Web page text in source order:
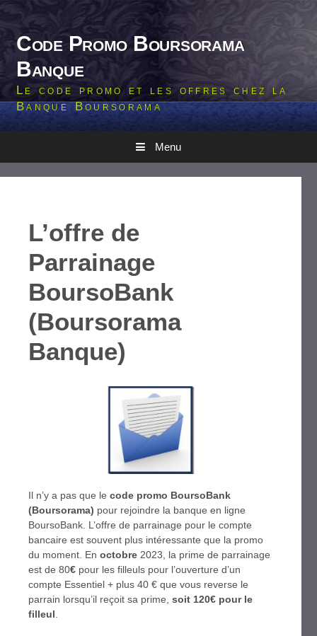
Aller
contenuCode Promo Boursorama
Banque
Le code promo et les offres chez la
Banque Boursorama
Menu
L’offre de
Parrainage
BoursoBank
(Boursorama
Banque)
Il n’y a pas que le code promo BoursoBank
(Boursorama) pour rejoindre la banque en ligne
BoursoBank. L’offre de parrainage pour le compte
bancaire est souvent plus intéressante que la promo
du moment. En octobre 2023, la prime de parrainage
est de 80€ pour les filleuls pour l’ouverture d’un
compte Essentiel + plus 40 € que vous reverse le
parrain lorsqu’il reçoit sa prime, soit 120€ pour le
filleul